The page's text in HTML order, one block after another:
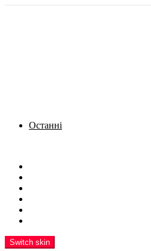
Останні
Switch skin